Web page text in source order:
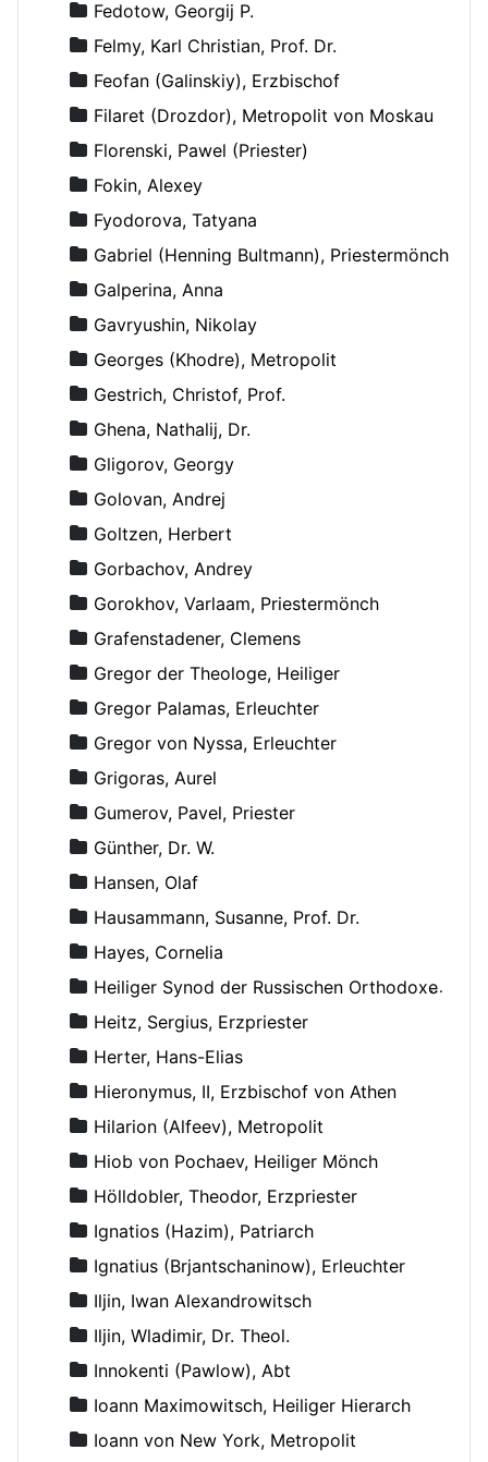
Fedotow, Georgij P.
Felmy, Karl Christian, Prof. Dr.
Feofan (Galinskiy), Erzbischof
Filaret (Drozdor), Metropolit von Moskau
Florenski, Pawel (Priester)
Fokin, Alexey
Fyodorova, Tatyana
Gabriel (Henning Bultmann), Priestermönch
Galperina, Anna
Gavryushin, Nikolay
Georges (Khodre), Metropolit
Gestrich, Christof, Prof.
Ghena, Nathalij, Dr.
Gligorov, Georgy
Golovan, Andrej
Goltzen, Herbert
Gorbachov, Andrey
Gorokhov, Varlaam, Priestermönch
Grafenstadener, Clemens
Gregor der Theologe, Heiliger
Gregor Palamas, Erleuchter
Gregor von Nyssa, Erleuchter
Grigoras, Aurel
Gumerov, Pavel, Priester
Günther, Dr. W.
Hansen, Olaf
Hausammann, Susanne, Prof. Dr.
Hayes, Cornelia
Heiliger Synod der Russischen Orthodoxen Kirche
Heitz, Sergius, Erzpriester
Herter, Hans-Elias
Hieronymus, II, Erzbischof von Athen
Hilarion (Alfeev), Metropolit
Hiob von Pochaev, Heiliger Mönch
Hölldobler, Theodor, Erzpriester
Ignatios (Hazim), Patriarch
Ignatius (Brjantschaninow), Erleuchter
Iljin, Iwan Alexandrowitsch
Iljin, Wladimir, Dr. Theol.
Innokenti (Pawlow), Abt
Ioann Maximowitsch, Heiliger Hierarch
Ioann von New York, Metropolit